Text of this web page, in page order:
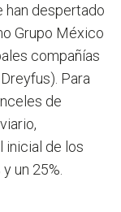
han despertado
Grupo México
compañías
Para
de
inicial de los
un 25%.